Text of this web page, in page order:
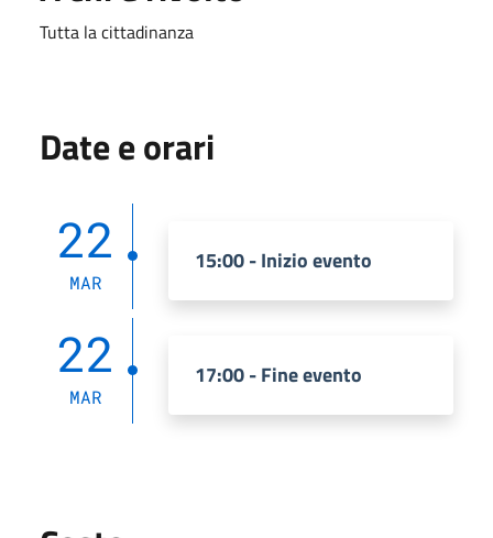
Tutta la cittadinanza
Date e orari
22
MAR
15:00 - Inizio evento
22
MAR
17:00 - Fine evento